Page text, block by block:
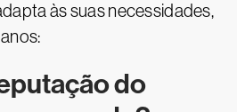
às suas necessidades,
do